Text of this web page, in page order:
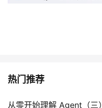
热门推荐
从零开始理解 Agent（